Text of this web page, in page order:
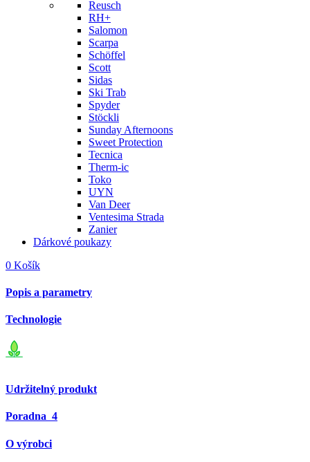
Reusch
RH+
Salomon
Scarpa
Schöffel
Scott
Sidas
Ski Trab
Spyder
Stöckli
Sunday Afternoons
Sweet Protection
Tecnica
Therm-ic
Toko
UYN
Van Deer
Ventesima Strada
Zanier
Dárkové poukazy
0 Košík
Popis a parametry
Technologie
Udržitelný produkt
Poradna 4
O výrobci